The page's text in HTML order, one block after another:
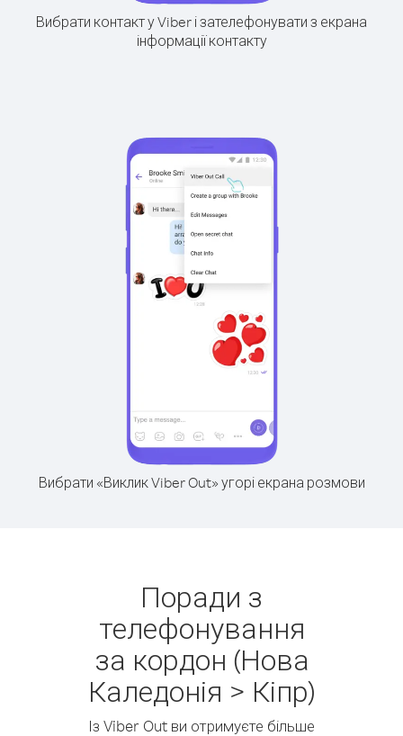
Вибрати контакт у Viber і зателефонувати з екрана
інформації контакту
Вибрати «Виклик Viber Out» угорі екрана розмови
Поради з
телефонування
за кордон (Нова
Каледонія > Кіпр)
Із Viber Out ви отримуєте більше